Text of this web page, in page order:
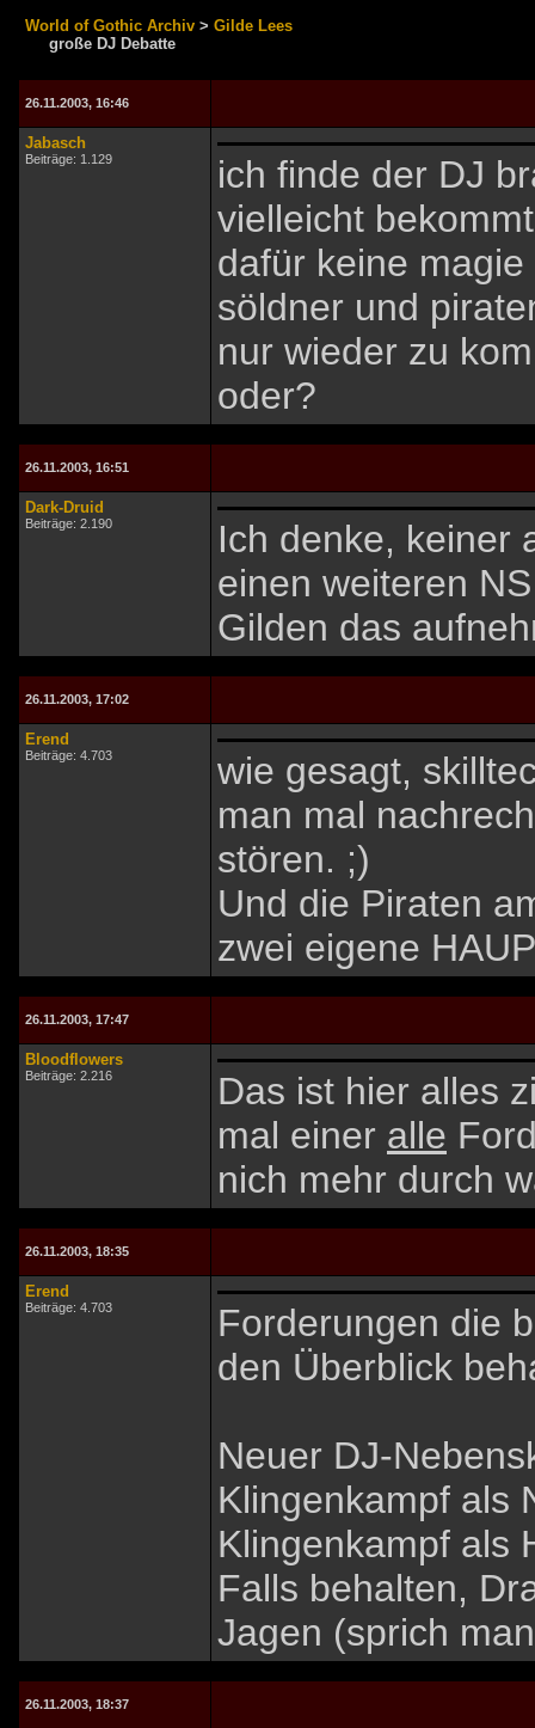
World of Gothic Archiv > Gilde Lees
große DJ Debatte
26.11.2003, 16:46
Jabasch
Beiträge: 1.129
ich finde der DJ
vielleicht
dafür keine
söldner und
nur wieder zu
oder?
26.11.2003, 16:51
Dark-Druid
Beiträge: 2.190
Ich denke, keiner
einen weiteren
Gilden das
26.11.2003, 17:02
Erend
Beiträge: 4.703
wie gesagt,
man mal
stören. ;)
Und die Piraten
zwei eigene
26.11.2003, 17:47
Bloodflowers
Beiträge: 2.216
Das ist hier alles
mal einer alle
nich mehr durch
26.11.2003, 18:35
Erend
Beiträge: 4.703
Forderungen die
den Überblick
Neuer DJ-
Klingenkampf als
Klingenkampf als
Falls behalten,
Jagen (sprich
26.11.2003, 18:37